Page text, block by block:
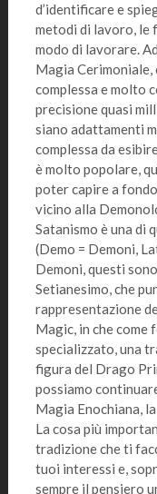
d’identificare e
metodi di lavoro, le
modo di lavorare.
Magia Cerimoniale,
complessa e molto
precisione quasi
siano adattamenti
complessa da
è molto popolare,
poter capire a
vicino alla
Satanismo è una di
(Demo = Demoni,
Demoni, questi
Setianesimo, che
rappresentazione
Magic, in che come
specializzato, una
figura del Drago
possiamo
Magia Enochiana,
La cosa più
tradizione che ti
tuoi interessi e,
sempre il pensiero